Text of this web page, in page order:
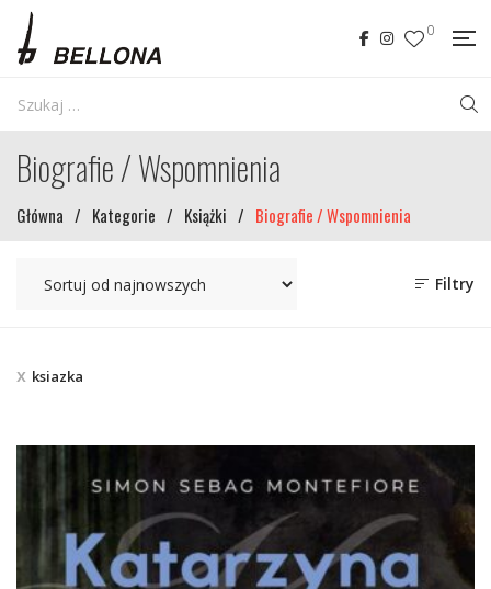
0
Biografie / Wspomnienia
Główna / Kategorie / Książki / Biografie / Wspomnienia
Filtry
ksiazka